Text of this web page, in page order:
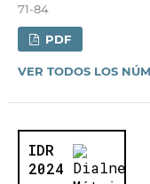
71-84
PDF
VER TODOS LOS